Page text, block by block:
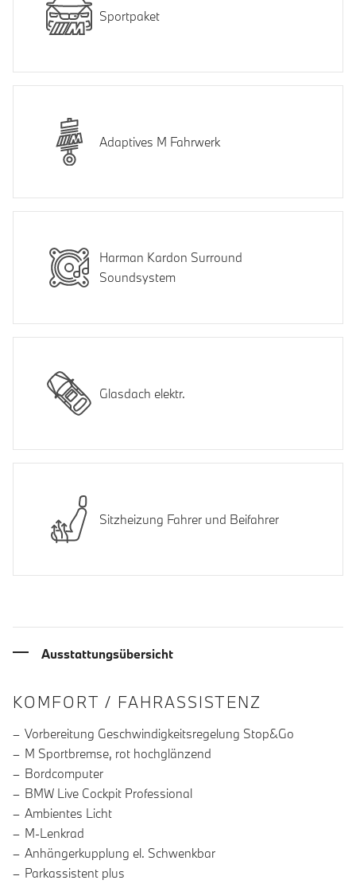
Sportpaket
Adaptives M Fahrwerk
Harman Kardon Surround
Soundsystem
Glasdach elektr.
Sitzheizung Fahrer und Beifahrer
Ausstattungsübersicht
INFORMATIONEN ÜBER DIE
KOMFORT / FAHRASSISTENZ
Vorbereitung Geschwindigkeitsregelung Stop&Go
M Sportbremse, rot hochglänzend
Bordcomputer
BMW Live Cockpit Professional
Ambientes Licht
M-Lenkrad
Anhängerkupplung el. Schwenkbar
Parkassistent plus